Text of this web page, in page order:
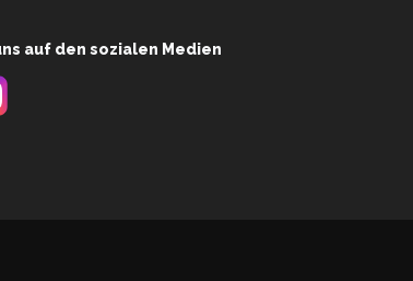
auf den sozialen Medien